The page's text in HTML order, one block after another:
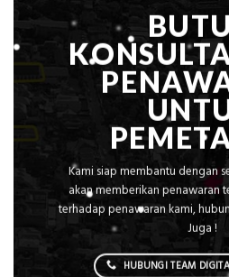
Kami siap membantu dengan
akan memberikan penawaran
terhadap penawaran kami,
Juga !
HUBUNGI TEAM